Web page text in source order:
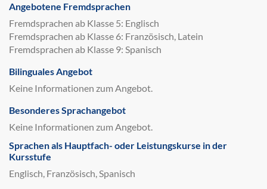
Angebotene Fremdsprachen
Fremdsprachen ab Klasse 5: Englisch
Fremdsprachen ab Klasse 6: Französisch, Latein
Fremdsprachen ab Klasse 9: Spanisch
Bilinguales Angebot
Keine Informationen zum Angebot.
Besonderes Sprachangebot
Keine Informationen zum Angebot.
Sprachen als Hauptfach- oder Leistungskurse in der
Kursstufe
Englisch, Französisch, Spanisch